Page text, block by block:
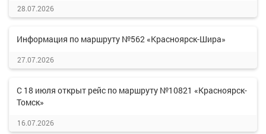
28.07.2026
Информация по маршруту №562 «Красноярск-Шира»
27.07.2026
С 18 июля открыт рейс по маршруту №10821 «Красноярск-
Томск»
16.07.2026